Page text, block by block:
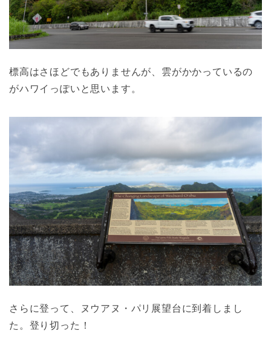
標高はさほどでもありませんが、雲がかかっているの
がハワイっぽいと思います。
さらに登って、ヌウアヌ・パリ展望台に到着しまし
た。登り切った！